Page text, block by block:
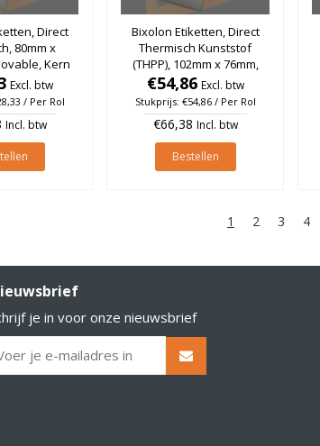
Direct
80mm x
Kern
1.260 stuks
Excl. btw
/ Per Rol
Incl. btw
Bixolon Etiketten, Direct
Thermisch Kunststof
(THPP), 102mm x 76mm,
Removable, Kern 25mm,
rol à 750 stuks
€54,86 Excl. btw
Stukprijs: €54,86 / Per Rol
€66,38 Incl. btw
Bestellen
1 2 3 4
je in voor onze nieuwsbrief